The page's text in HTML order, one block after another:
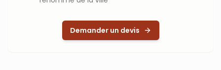
Demander un devis